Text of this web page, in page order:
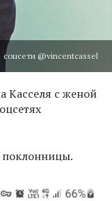
соцсети @vincentcassel
Касселя с женой
поклонницы.